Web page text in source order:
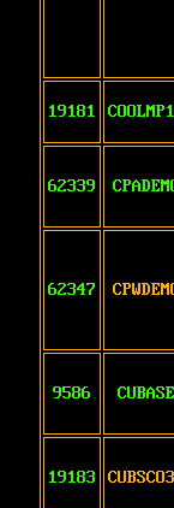
19181
62339
62347
9586
19183